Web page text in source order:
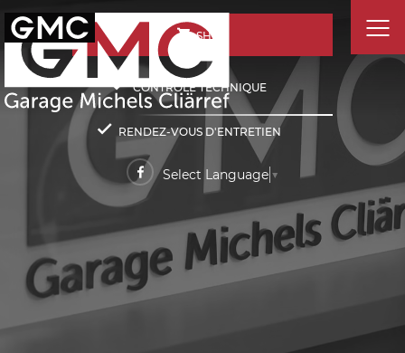
SHOP
CONTRÔLE TECHNIQUE
RENDEZ-VOUS D'ENTRETIEN
Select Language ▼